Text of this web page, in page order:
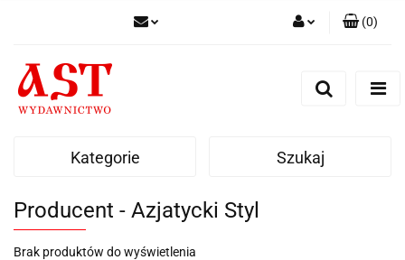
(0)
Kategorie Szukaj
Producent - Azjatycki Styl
Brak produktów do wyświetlenia